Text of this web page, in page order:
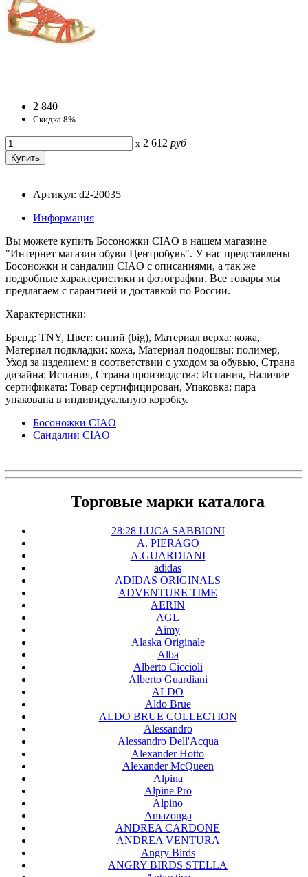
2 840
Скидка 8%
x 2 612 руб
Артикул: d2-20035
Информация
Вы можете купить Босоножки CIAO в нашем магазине
"Интернет магазин обуви Центробувь". У нас представлены
Босоножки и сандалии CIAO с описаниями, а так же
подробные характеристики и фотографии. Все товары мы
предлагаем с гарантией и доставкой по России.
Характеристики:
Бренд: TNY, Цвет: синий (big), Материал верха: кожа,
Материал подкладки: кожа, Материал подошвы: полимер,
Уход за изделием: в соответствии с уходом за обувью, Страна
дизайна: Испания, Страна производства: Испания, Наличие
сертификата: Товар сертифицирован, Упаковка: пара
упакована в индивидуальную коробку.
Босоножки CIAO
Сандалии CIAO
Торговые марки каталога
28:28 LUCA SABBIONI
A. PIERAGO
A.GUARDIANI
adidas
ADIDAS ORIGINALS
ADVENTURE TIME
AERIN
AGL
Aimy
Alaska Originale
Alba
Alberto Ciccioli
Alberto Guardiani
ALDO
Aldo Brue
ALDO BRUE COLLECTION
Alessandro
Alessandro Dell'Acqua
Alexander Hotto
Alexander McQueen
Alpina
Alpine Pro
Alpino
Amazonga
ANDREA CARDONE
ANDREA VENTURA
Angry Birds
ANGRY BIRDS STELLA